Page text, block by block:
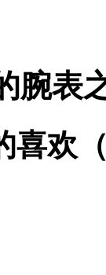
腕表
喜欢